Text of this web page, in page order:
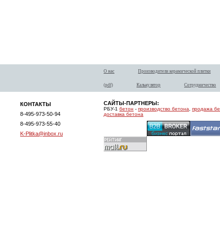
О нас Производители керамической плитки
(pdf) Калькулятор Сотрудничество
КОНТАКТЫ
8-495-973-50-94
8-495-973-55-40
K-Plitka@inbox.ru
САЙТЫ-ПАРТНЕРЫ:
РБУ-1 бетон - производство бетона
продажа
доставка бетона